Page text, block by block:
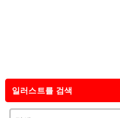
일러스트를 검색